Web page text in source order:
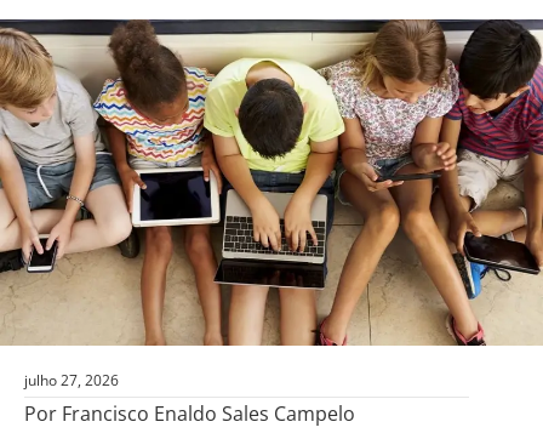
julho 27, 2026
Por Francisco Enaldo Sales Campelo